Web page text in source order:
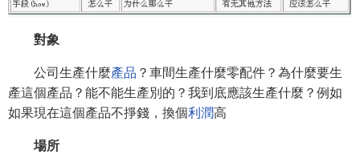
對象
公司生產什麼產品 ？車間生產什麼零配件？為什麼要生
產這個產品？能不能生產別的？我到底應該生產什麼？例如
如果現在這個產品不掙錢，換個利潤高
場所